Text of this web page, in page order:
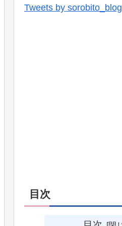
Tweets by sorobito_blog
目次